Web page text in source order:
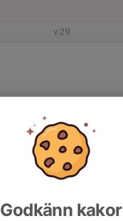
v.29
Godkänn kakor